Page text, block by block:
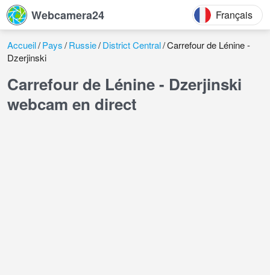
Webcamera24 Français
Accueil Pays Russie District Central Carrefour de Lénine -
Dzerjinski
Carrefour de Lénine - Dzerjinski
webcam en direct